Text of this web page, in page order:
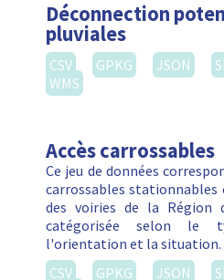
Déconnection
pluviales
CSV GPKG JSON
WMS
Accès carrossables
Ce jeu de données
carrossables stationnables
des voiries de la Région
catégorisée selon le
l'orientation et la situation.
CSV
GPKG JSON